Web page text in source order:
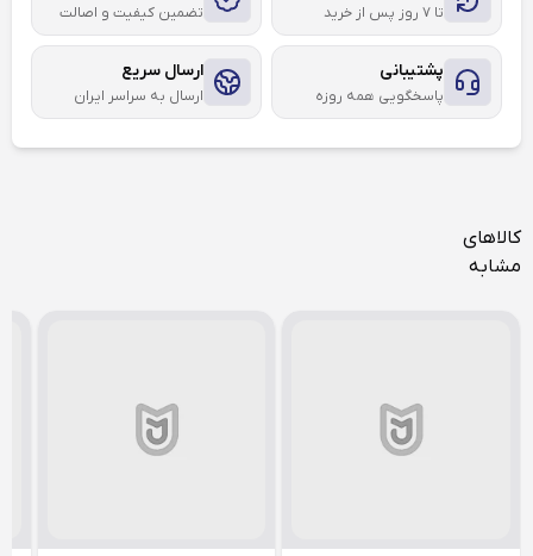
تا ۷ روز پس از خرید تضمین کیفیت و اصالت
پشتیبانی
پاسخگویی همه روزه
ارسال سریع
ارسال به سراسر ایران
کالاهای
مشابه